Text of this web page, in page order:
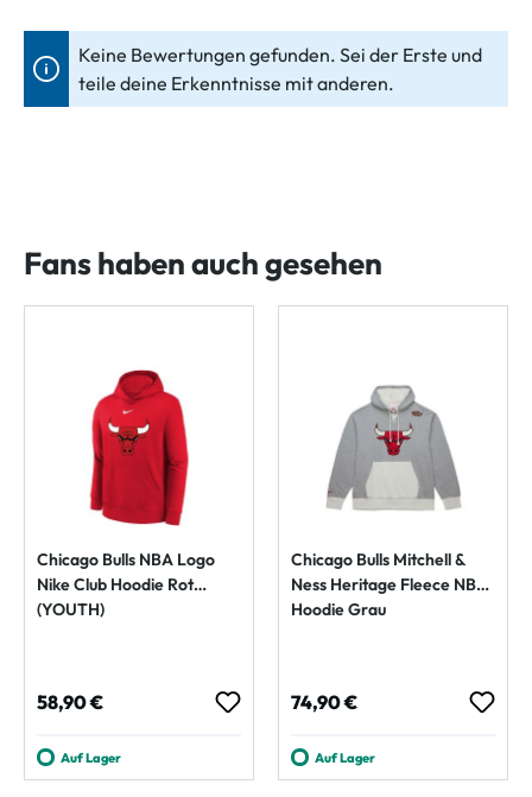
Keine Bewertungen gefunden. Sei der Erste und
teile deine Erkenntnisse mit anderen.
Fans haben auch gesehen
Chicago Bulls NBA Logo
Nike Club Hoodie Rot
(YOUTH)
Regulärer Preis:
58,90 €
Auf Lager
Chicago Bulls Mitchell &
Ness Heritage Fleece NBA
Hoodie Grau
Regulärer Preis:
74,90 €
Auf Lager